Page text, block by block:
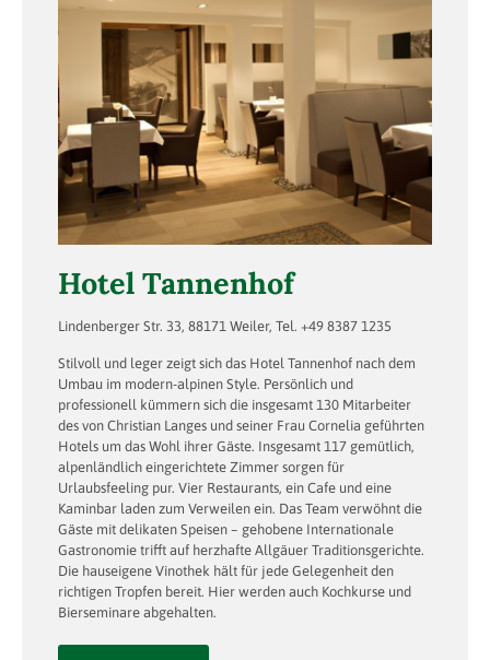
Hotel Tannenhof
Lindenberger Str. 33, 88171 Weiler, Tel. +49 8387 1235
Stilvoll und leger zeigt sich das Hotel Tannenhof nach dem
Umbau im modern-alpinen Style. Persönlich und
professionell kümmern sich die insgesamt 130 Mitarbeiter
des von Christian Langes und seiner Frau Cornelia geführten
Hotels um das Wohl ihrer Gäste. Insgesamt 117 gemütlich,
alpenländlich eingerichtete Zimmer sorgen für
Urlaubsfeeling pur. Vier Restaurants, ein Cafe und eine
Kaminbar laden zum Verweilen ein. Das Team verwöhnt die
Gäste mit delikaten Speisen – gehobene Internationale
Gastronomie trifft auf herzhafte Allgäuer Traditionsgerichte.
Die hauseigene Vinothek hält für jede Gelegenheit den
richtigen Tropfen bereit. Hier werden auch Kochkurse und
Bierseminare abgehalten.